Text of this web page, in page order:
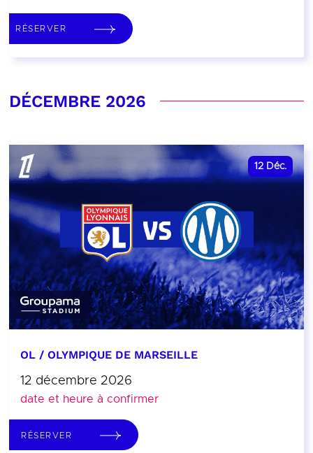
RÉSERVER
DÉCEMBRE 2026
12 Déc.
OL / OLYMPIQUE DE MARSEILLE
12 décembre 2026
date et heure à confirmer
RÉSERVER